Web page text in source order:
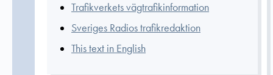
Trafikverkets vägtrafikinformation
Sveriges Radios trafikredaktion
This text in English